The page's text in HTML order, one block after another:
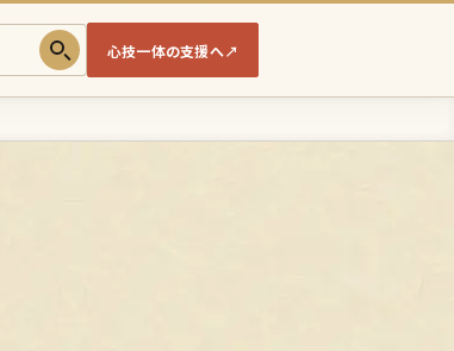
心技一体の支援へ↗